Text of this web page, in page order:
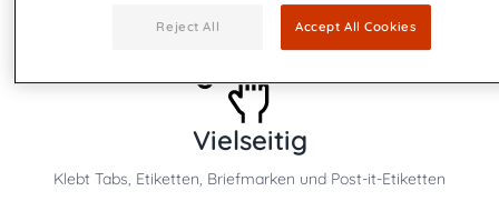
Vielseitig
Klebt Tabs, Etiketten, Briefmarken und Post-it-Etiketten
Reject All Accept All Cookies